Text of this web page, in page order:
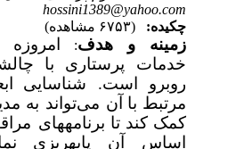
hossini1389@yahoo.com
چکیده:
زمینه و هدف:
امروزه
خدمات پرستاری با
روبرو است. شناسایی
مرتبط با آن می‌تواند به
کمک کند تا برنامه­های
اساس
آن پایه­ریزی